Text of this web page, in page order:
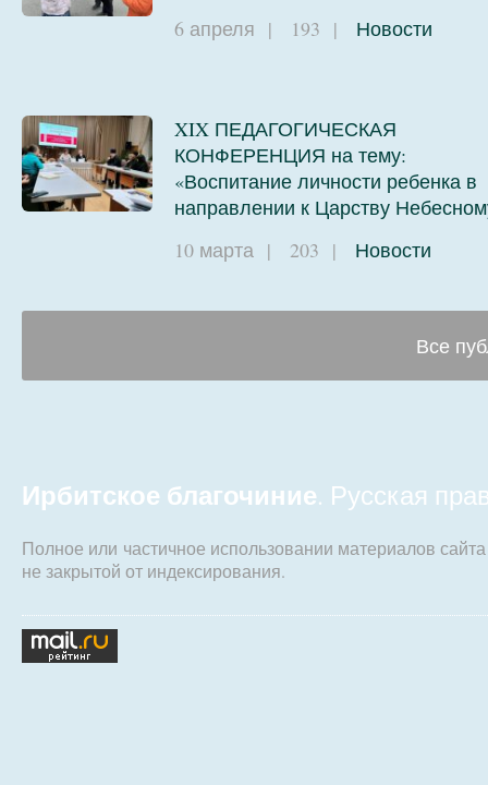
6 апреля | 193 | Новости
XIX ПЕДАГОГИЧЕСКАЯ
КОНФЕРЕНЦИЯ на тему:
«Воспитание личности ребенка в
направлении к Царству
10 марта | 203 | Новости
Все
Ирбитское благочиние. Русская
Полное или частичное использовании материалов
не закрытой от индексирования.